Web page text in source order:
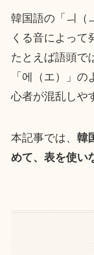
韓国語の「ㅢ（
くる音によって
たとえば語頭で
「에（エ）」
心者が混乱しや
本記事では、 韓
めて、表を使い